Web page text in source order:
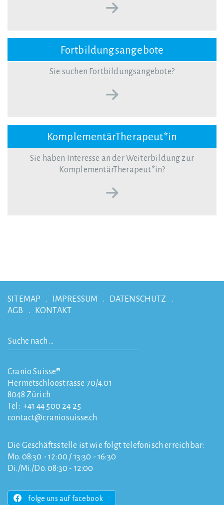
Fortbildungsangebote
Sie suchen Fortbildungsangebote?
KomplementärTherapeut*in
Sie haben Interesse an der Weiterbildung zur
KomplementärTherapeut*in?
SITEMAP IMPRESSUM
DATENSCHUTZ
AGB
KONTAKT
Cranio Suisse®
Hermetschloostrasse 70/4.01
8048 Zürich
Tel: +41 44 500 24 25
contact
craniosuisse.ch
Die Geschäftsstelle ist wie folgt telefonisch erreichbar:
Mo. 08:30 - 12:00 / 13:30 - 16:30
Di./Mi./Do. 08:30 - 12:00
folge uns auf facebook